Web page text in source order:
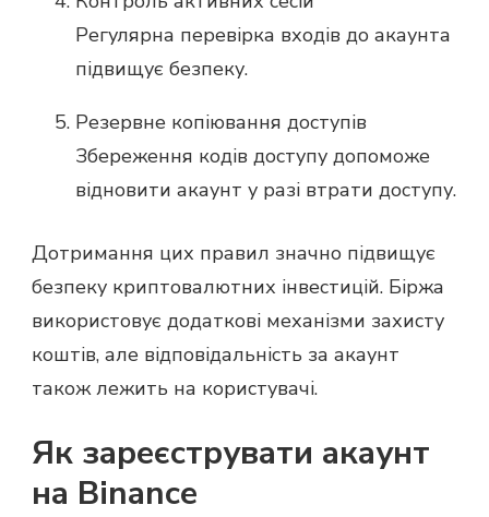
Регулярна перевірка входів до акаунта
підвищує безпеку.
Резервне копіювання доступів
Збереження кодів доступу допоможе
відновити акаунт у разі втрати доступу.
Дотримання цих правил значно підвищує
безпеку криптовалютних інвестицій. Біржа
використовує додаткові механізми захисту
коштів, але відповідальність за акаунт
також лежить на користувачі.
Як зареєструвати акаунт
на Binance